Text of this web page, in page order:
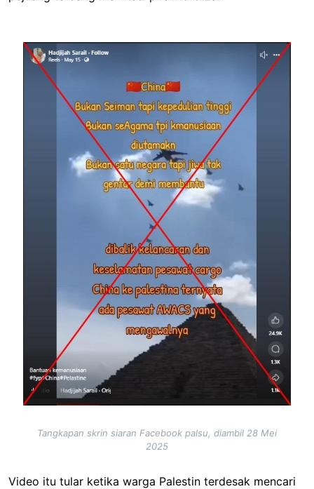
Image
Tangkapan skrin siaran Facebook palsu, diambil 28 Mei
2025
Video itu tular ketika warga Palestin terdesak mencari